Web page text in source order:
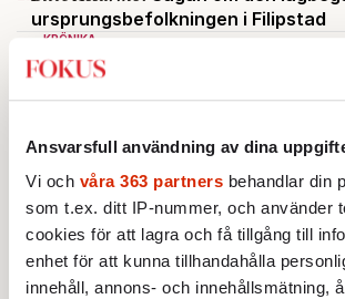
Ansvarsfull användning av dina
Vi och våra 363 partners behandlar din
som t.ex. ditt IP-nummer, och använder
cookies för att lagra och få tillgång till
enhet för att kunna tillhandahålla
innehåll, annons- och innehållsmätning,
ursprungsbefolkningen i Filipstad
KRÖNIKA
2.Sakine Madon:
Efter islamistdådet
vänstern för Agnes Wold
UTRIKES
Av: Bengt Jangfeldt
STICKET
4.Dan Korn: Quisling, quislingar och
5.Johan Romin:Varför ställs aldrig
KRÖNIKA
Johan Hakelius:DN-rubriken visar
mellan raderna